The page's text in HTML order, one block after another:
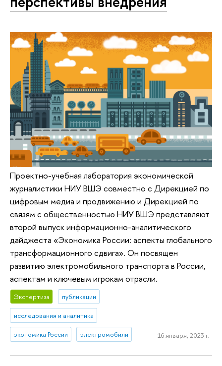
Проектно-учебная лаборатория экономической
журналистики НИУ ВШЭ совместно с Дирекцией по
цифровым медиа и продвижению и Дирекцией по
связям с общественностью НИУ ВШЭ представляют
второй выпуск информационно-аналитического
дайджеста «Экономика России: аспекты глобального
трансформационного сдвига». Он посвящен
развитию электромобильного транспорта в России,
аспектам и ключевым игрокам отрасли.
Экспертиза публикации
исследования и аналитика
экономика России электромобили 16 января, 2023 г.